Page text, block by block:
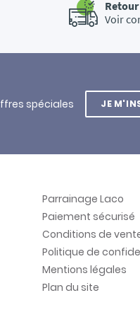
Retour
Voir
spéciales JE
Parrainage Laco
Paiement sécurisé
Conditions de
Politique de
Mentions légales
Plan du site